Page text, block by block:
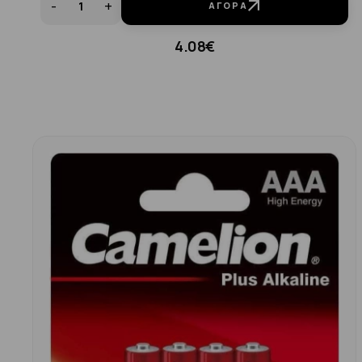
- + ΑΓΟΡΆ
4.08€